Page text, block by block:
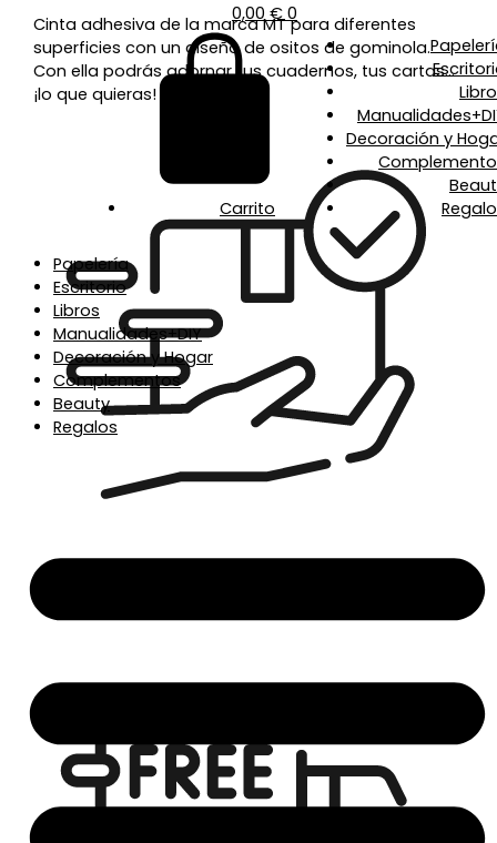
0,00 € 0
Carrito
Decoración y
Papelería
Escritorio
Libros
Manualidades+DIY
Decoración y Hogar
Complementos
Beauty
Regalos
Cinta adhesiva de la marca MT para diferentes
superficies con un diseño de ositos de gominola.
Con ella podrás adornar tus cuadernos, tus cartas…
¡lo que quieras!